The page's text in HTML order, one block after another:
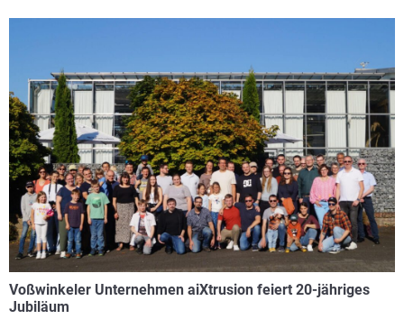
Voßwinkeler Unternehmen aiXtrusion feiert 20-jähriges
Jubiläum